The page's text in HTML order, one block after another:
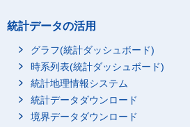
統計データの活用
グラフ(統計ダッシュボード)
時系列表(統計ダッシュボード)
統計地理情報システム
統計データダウンロード
境界データダウンロード